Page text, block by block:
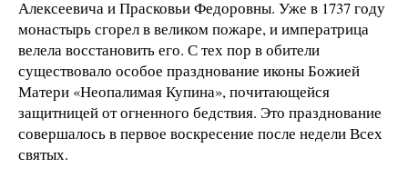
Алексеевича и Прасковьи Федоровны. Уже в 1737 году
монастырь сгорел в великом пожаре, и императрица
велела восстановить его. С тех пор в обители
существовало особое празднование иконы Божией
Матери «Неопалимая Купина», почитающейся
защитницей от огненного бедствия. Это празднование
совершалось в первое воскресение после недели Всех
святых.